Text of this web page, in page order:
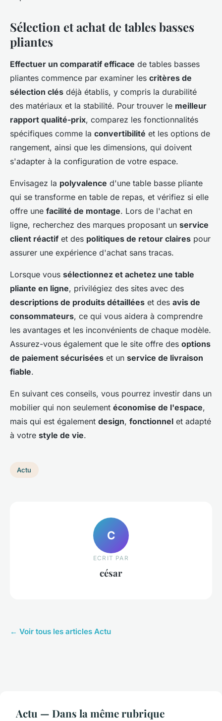
Sélection et achat de tables basses
pliantes
Effectuer un comparatif efficace de tables basses
pliantes commence par examiner les critères de
sélection clés déjà établis, y compris la durabilité
des matériaux et la stabilité. Pour trouver le meilleur
rapport qualité-prix, comparez les fonctionnalités
spécifiques comme la convertibilité et les options de
rangement, ainsi que les dimensions, qui doivent
s'adapter à la configuration de votre espace.
Envisagez la polyvalence d'une table basse pliante
qui se transforme en table de repas, et vérifiez si elle
offre une facilité de montage. Lors de l'achat en
ligne, recherchez des marques proposant un service
client réactif et des politiques de retour claires pour
assurer une expérience d'achat sans tracas.
Lorsque vous sélectionnez et achetez une table
pliante en ligne, privilégiez des sites avec des
descriptions de produits détaillées et des avis de
consommateurs, ce qui vous aidera à comprendre
les avantages et les inconvénients de chaque modèle.
Assurez-vous également que le site offre des options
de paiement sécurisées et un service de livraison
fiable.
En suivant ces conseils, vous pourrez investir dans un
mobilier qui non seulement économise de l'espace,
mais qui est également design, fonctionnel et adapté
à votre style de vie.
Actu
C
ECRIT PAR
césar
← Voir tous les articles Actu
Actu — Dans la même rubrique